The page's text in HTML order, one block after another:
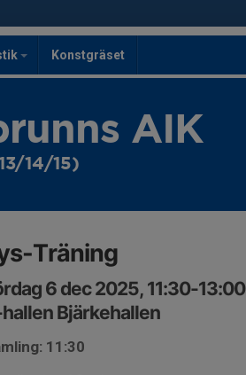
Konstgräset
AIK
14/15)
Träning
6 dec 2025, 11:30-13:00
Bjärkehallen
11:30